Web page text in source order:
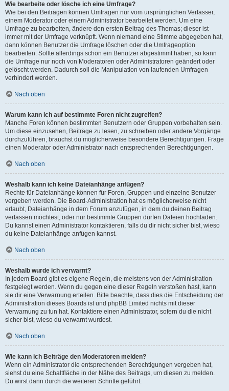
Wie bearbeite oder lösche ich eine Umfrage?
Wie bei den Beiträgen können Umfragen nur vom ursprünglichen Verfasser,
einem Moderator oder einem Administrator bearbeitet werden. Um eine
Umfrage zu bearbeiten, ändere den ersten Beitrag des Themas; dieser ist
immer mit der Umfrage verknüpft. Wenn niemand eine Stimme abgegeben hat,
dann können Benutzer die Umfrage löschen oder die Umfrageoption
bearbeiten. Sollte allerdings schon ein Benutzer abgestimmt haben, so kann
die Umfrage nur noch von Moderatoren oder Administratoren geändert oder
gelöscht werden. Dadurch soll die Manipulation von laufenden Umfragen
verhindert werden.
Nach oben
Warum kann ich auf bestimmte Foren nicht zugreifen?
Manche Foren können bestimmten Benutzern oder Gruppen vorbehalten sein.
Um diese einzusehen, Beiträge zu lesen, zu schreiben oder andere Vorgänge
durchzuführen, brauchst du möglicherweise besondere Berechtigungen. Frage
einen Moderator oder Administrator nach entsprechenden Berechtigungen.
Nach oben
Weshalb kann ich keine Dateianhänge anfügen?
Rechte für Dateianhänge können für Foren, Gruppen und einzelne Benutzer
vergeben werden. Die Board-Administration hat es möglicherweise nicht
erlaubt, Dateianhänge in dem Forum anzufügen, in dem du deinen Beitrag
verfassen möchtest, oder nur bestimmte Gruppen dürfen Dateien hochladen.
Du kannst einen Administrator kontaktieren, falls du dir nicht sicher bist, wieso
du keine Dateianhänge anfügen kannst.
Nach oben
Weshalb wurde ich verwarnt?
In jedem Board gibt es eigene Regeln, die meistens von der Administration
festgelegt werden. Wenn du gegen eine dieser Regeln verstoßen hast, kann
sie dir eine Verwarnung erteilen. Bitte beachte, dass dies die Entscheidung der
Administration dieses Boards ist und phpBB Limited nichts mit dieser
Verwarnung zu tun hat. Kontaktiere einen Administrator, sofern du die nicht
sicher bist, wieso du verwarnt wurdest.
Nach oben
Wie kann ich Beiträge den Moderatoren melden?
Wenn ein Administrator die entsprechenden Berechtigungen vergeben hat,
siehst du eine Schaltfläche in der Nähe des Beitrags, um diesen zu melden.
Du wirst dann durch die weiteren Schritte geführt.